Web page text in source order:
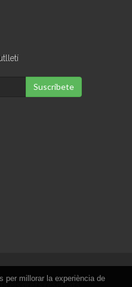
Suscribete
els drets reservats
per millorar la experiència de